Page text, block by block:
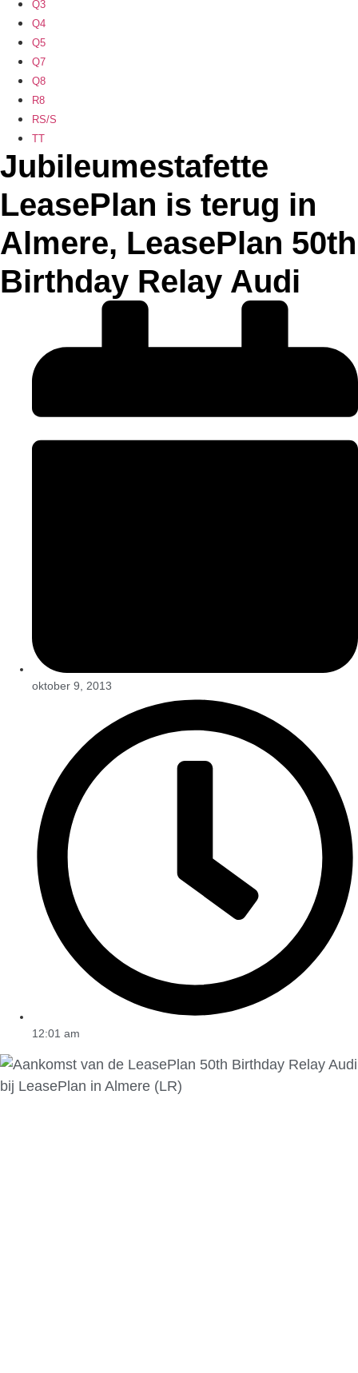
Q3
Q4
Q5
Q7
Q8
R8
RS/S
TT
Jubileumestafette
LeasePlan is terug in
Almere, LeasePlan 50th
Birthday Relay Audi
oktober 9, 2013
12:01 am